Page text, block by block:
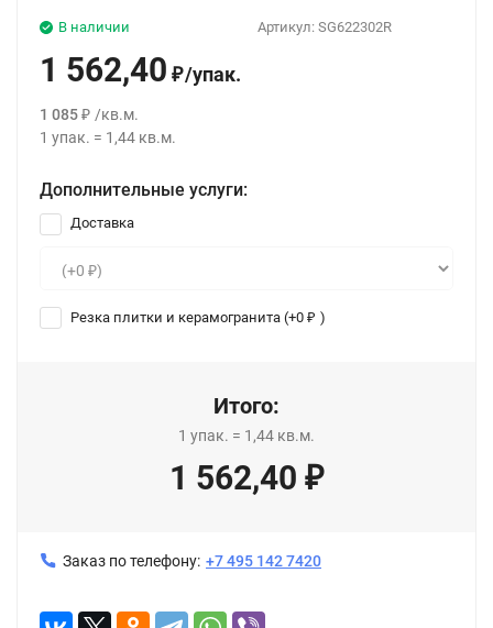
Артикул: SG622302R
В наличии
1 562,40 ₽/упак.
1 085 ₽ /кв.м.
1 упак. = 1,44 кв.м.
Дополнительные услуги:
Доставка
Резка плитки и керамогранита (+0 ₽ )
Итого:
1 упак. = 1,44 кв.м.
1 562,40 ₽
Заказ по телефону: +7 495 142 7420